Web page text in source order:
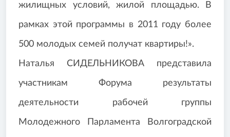
жилищных условий, жилой площадью. В
рамках этой программы в 2011 году более
500 молодых семей получат квартиры!».
Наталья СИДЕЛЬНИКОВА представила
участникам Форума результаты
деятельности рабочей группы
Молодежного Парламента Волгоградской